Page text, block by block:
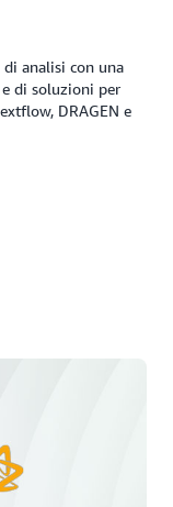
analisi con una
di soluzioni per
DRAGEN e